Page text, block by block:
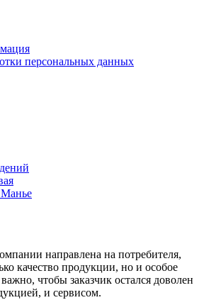
персональных данных
Манье
направлена на потребителя,
качество продукции, но и особое
чтобы заказчик остался доволен
и сервисом.